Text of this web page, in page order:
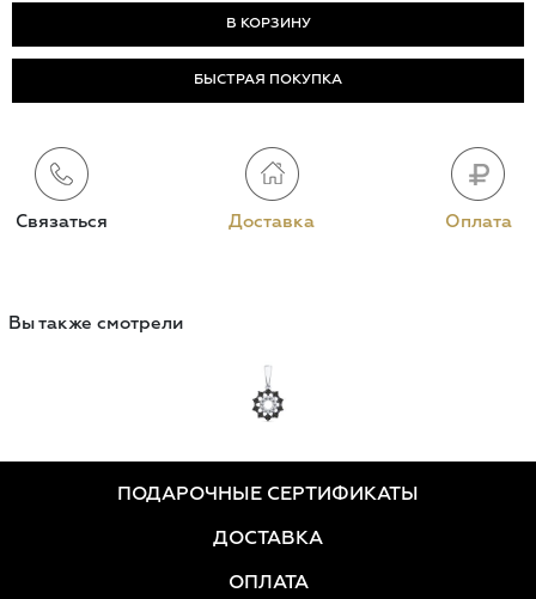
БЫСТРАЯ ПОКУПКА
Связаться Доставка Оплата
Вы также смотрели
ПОДАРОЧНЫЕ СЕРТИФИКАТЫ
ДОСТАВКА
ОПЛАТА